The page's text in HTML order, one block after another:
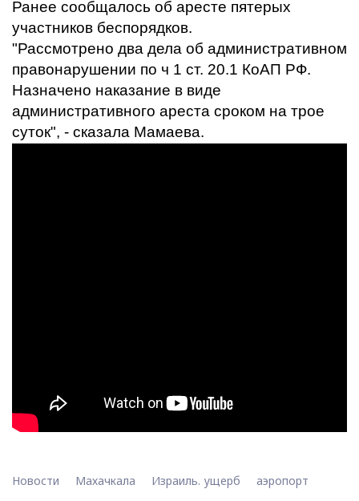
Ранее сообщалось об аресте пятерых
участников беспорядков.
"Рассмотрено два дела об административном
правонарушении по ч 1 ст. 20.1 КоАП РФ.
Назначено наказание в виде
административного ареста сроком на трое
суток", - сказала Мамаева.
Новости Махачкала Израиль. ущерб аэропорт